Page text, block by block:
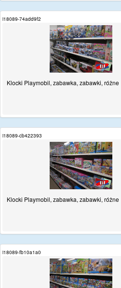
i18089-74add9f2
Klocki Playmobil, zabawka, zabawki, różne
i18089-cb422393
Klocki Playmobil, zabawka, zabawki, różne
i18089-fb10a1a0